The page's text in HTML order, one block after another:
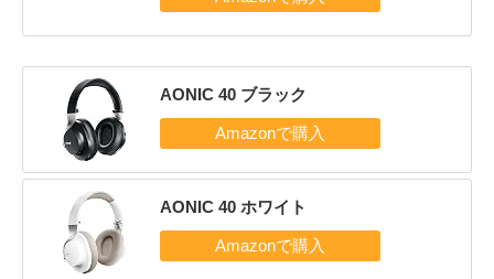
AONIC 40 ブラック
AONIC 40 ホワイト